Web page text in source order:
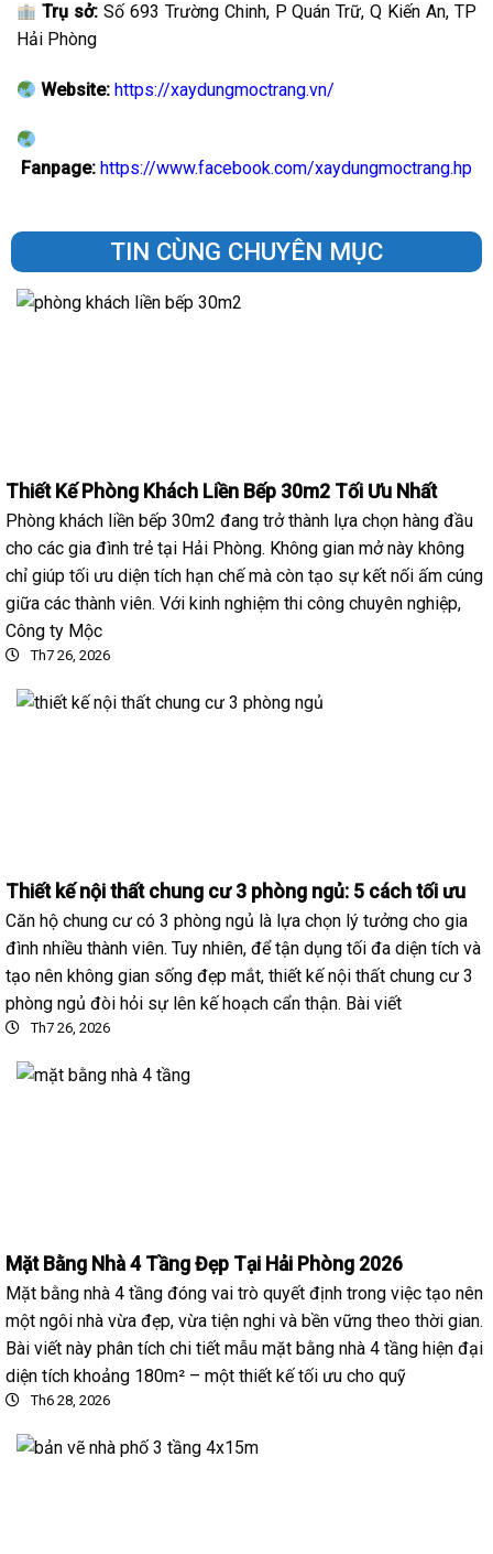
Trụ sở: Số 693 Trường Chinh, P Quán Trữ, Q Kiến An, TP
Hải Phòng
Website: https://xaydungmoctrang.vn/
Fanpage: https://www.facebook.com/xaydungmoctrang.hp
TIN CÙNG CHUYÊN MỤC
Thiết Kế Phòng Khách Liền Bếp 30m2 Tối Ưu Nhất
Phòng khách liền bếp 30m2 đang trở thành lựa chọn hàng đầu
cho các gia đình trẻ tại Hải Phòng. Không gian mở này không
chỉ giúp tối ưu diện tích hạn chế mà còn tạo sự kết nối ấm cúng
giữa các thành viên. Với kinh nghiệm thi công chuyên nghiệp,
Công ty Mộc
Th7 26, 2026
Thiết kế nội thất chung cư 3 phòng ngủ: 5 cách tối ưu
Căn hộ chung cư có 3 phòng ngủ là lựa chọn lý tưởng cho gia
đình nhiều thành viên. Tuy nhiên, để tận dụng tối đa diện tích và
tạo nên không gian sống đẹp mắt, thiết kế nội thất chung cư 3
phòng ngủ đòi hỏi sự lên kế hoạch cẩn thận. Bài viết
Th7 26, 2026
Mặt Bằng Nhà 4 Tầng Đẹp Tại Hải Phòng 2026
Mặt bằng nhà 4 tầng đóng vai trò quyết định trong việc tạo nên
một ngôi nhà vừa đẹp, vừa tiện nghi và bền vững theo thời gian.
Bài viết này phân tích chi tiết mẫu mặt bằng nhà 4 tầng hiện đại
diện tích khoảng 180m² – một thiết kế tối ưu cho quỹ
Th6 28, 2026